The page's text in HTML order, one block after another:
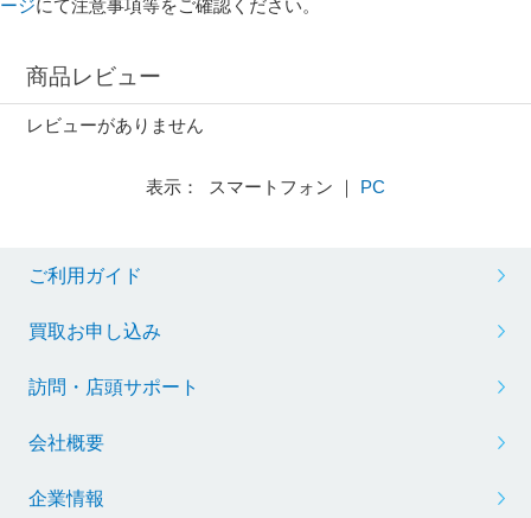
ージにて注意事項等をご確認ください。
商品レビュー
レビューがありません
表示： スマートフォン ｜ PC
ご利用ガイド
買取お申し込み
訪問・店頭サポート
会社概要
企業情報